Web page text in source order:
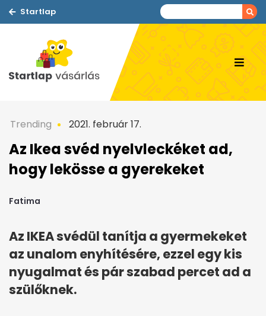
Startlap
Trending 2021. február 17.
Az Ikea svéd nyelvleckéket ad,
hogy lekösse a gyerekeket
Fatima
Az IKEA svédül tanítja a gyermekeket
az unalom enyhítésére, ezzel egy kis
nyugalmat és pár szabad percet ad a
szülőknek.